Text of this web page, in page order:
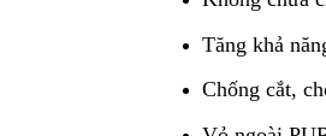
Tăng khả
Chống cắt,